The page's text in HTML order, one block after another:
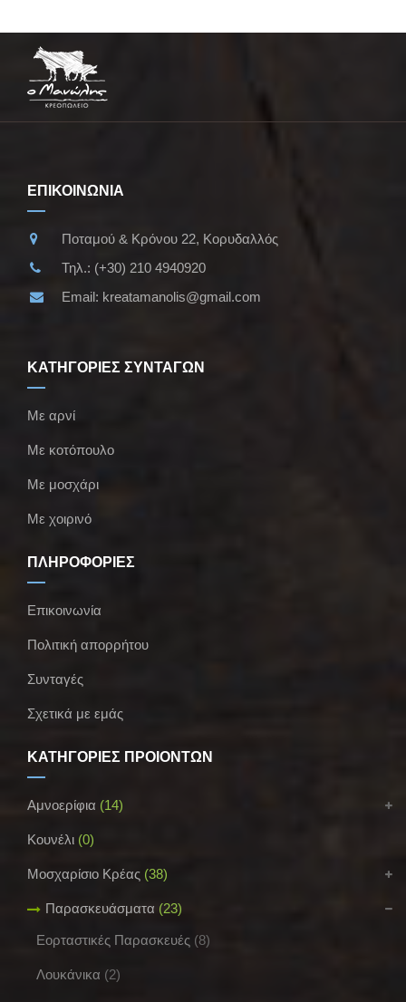
ΕΠΙΚΟΙΝΩΝΙΑ
Ποταμού & Κρόνου 22, Κορυδαλλός
Τηλ.: (+30) 210 4940920
Email: kreatamanolis@gmail.com
ΚΑΤΗΓΟΡΙΕΣ ΣΥΝΤΑΓΩΝ
Με αρνί
Με κοτόπουλο
Με μοσχάρι
Με χοιρινό
ΠΛΗΡΟΦΟΡΙΕΣ
Επικοινωνία
Πολιτική απορρήτου
Συνταγές
Σχετικά με εμάς
ΚΑΤΗΓΟΡΙΕΣ ΠΡΟΪΟΝΤΩΝ
Αμνοερίφια (14)
Κουνέλι (0)
Μοσχαρίσιο Κρέας (38)
Παρασκευάσματα (23)
Εορταστικές Παρασκευές (8)
Λουκάνικα (2)